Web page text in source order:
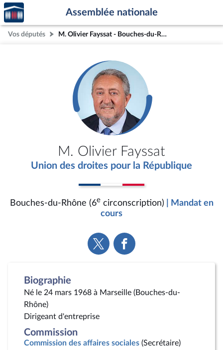
Aller au contenu
Aller en bas de la page
Accèder
à la
page
d'accueil
Assemblée nationale
Vos députés M. Olivier Fayssat - Bouches-du-Rhône (6e circonscription)
M. Olivier Fayssat
Union des droites pour la République
Bouches-du-Rhône (6ecirconscription)
| Mandat en
cours
Voir
la
Voir
la
Biographie
Né le 24 mars 1968 à Marseille (Bouches-du-
Rhône)
Dirigeant d'entreprise
Commission
Commission des affaires sociales (Secrétaire)